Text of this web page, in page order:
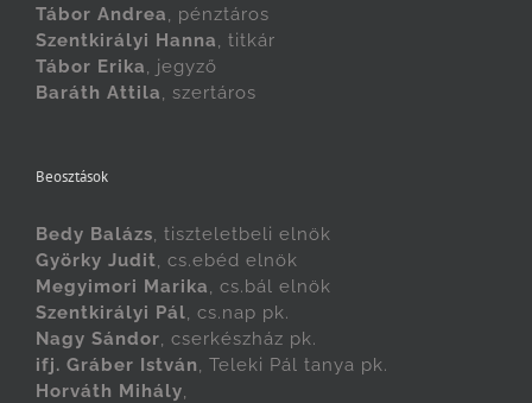
Tábor Andrea, pénztáros
Szentkirályi Hanna, titkár
Tábor Erika, jegyző
Baráth Attila, szertáros
Beosztások
Bedy Balázs, tiszteletbeli elnök
Györky Judit, cs.ebéd elnök
Megyimori Marika, cs.bál elnök
Szentkirályi Pál, cs.nap pk.
Nagy Sándor, cserkészház pk.
ifj. Gráber István, Teleki Pál tanya pk.
Horváth Mihály,